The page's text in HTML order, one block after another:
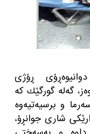
ڕۆژی
گه‌له‌ گورگێك كه‌
و برسیه‌تیه‌وه‌
شاری جوانڕۆ،